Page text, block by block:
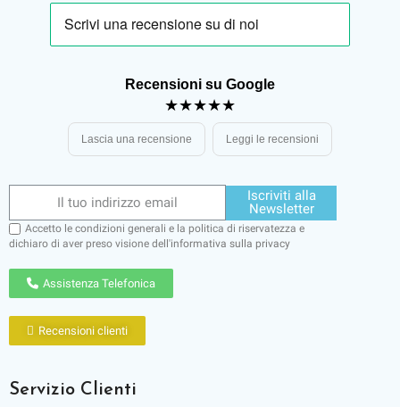
Recensioni su Google
★★★★★
Lascia una recensione Leggi le recensioni
Iscriviti alla
Newsletter
Accetto le condizioni generali e la politica di riservatezza e
dichiaro di aver preso visione dell'informativa sulla privacy
Assistenza Telefonica
Recensioni clienti
Servizio Clienti